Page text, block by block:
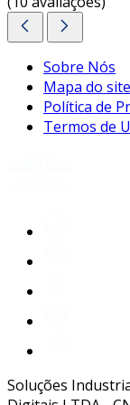
personalizado!
Sobre Nós
Mapa do site
Política de
Termos de
Soluções